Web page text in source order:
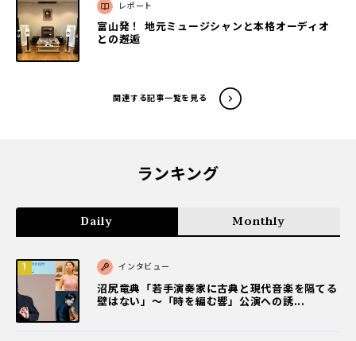
レポート
富山発！ 地元ミュージシャンと本格オーディオ
との邂逅
関連する記事一覧を見る
ランキング
Daily Monthly
インタビュー
沼尻竜典「若手演奏家に古典と現代音楽を隔てる
壁はない」～「時を編む響」公演への誘...